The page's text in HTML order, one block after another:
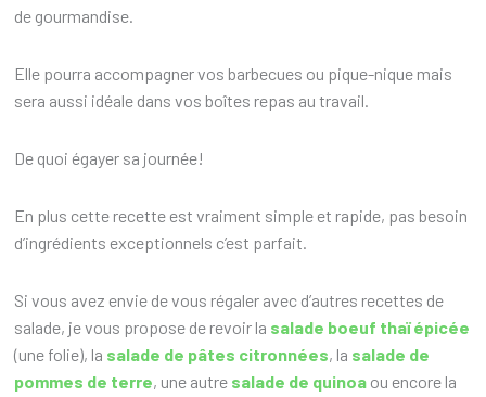
de gourmandise.
Elle pourra accompagner vos barbecues ou pique-nique mais
sera aussi idéale dans vos boîtes repas au travail.
De quoi égayer sa journée!
En plus cette recette est vraiment simple et rapide, pas besoin
d’ingrédients exceptionnels c’est parfait.
Si vous avez envie de vous régaler avec d’autres recettes de
salade, je vous propose de revoir la salade boeuf thaï épicée
(une folie), la salade de pâtes citronnées, la salade de
pommes de terre, une autre salade de quinoa ou encore la